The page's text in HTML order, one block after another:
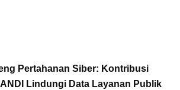
Pertahanan Siber: Kontribusi
Lindungi Data Layanan Publik